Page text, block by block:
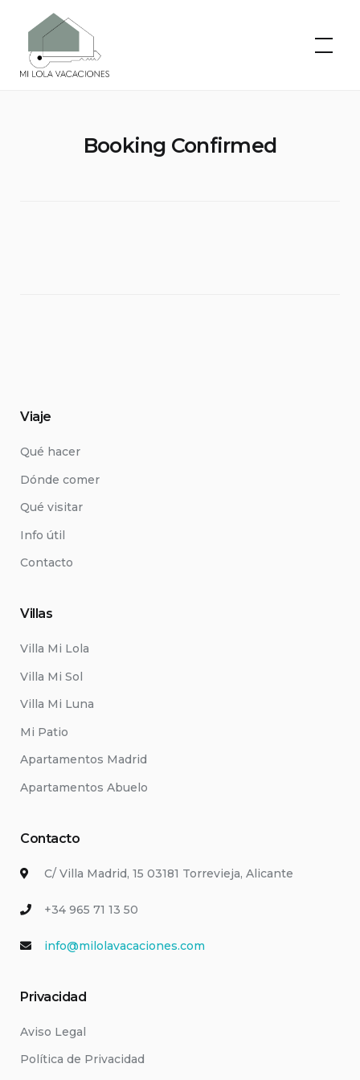
content
Mi Lola
Vacaciones
Booking Confirmed
Viaje
Qué hacer
Dónde comer
Qué visitar
Info útil
Contacto
Villas
Villa Mi Lola
Villa Mi Sol
Villa Mi Luna
Mi Patio
Apartamentos Madrid
Apartamentos Abuelo
Contacto
C/ Villa Madrid, 15 03181 Torrevieja, Alicante
+34 965 71 13 50
info@milolavacaciones.com
Privacidad
Aviso Legal
Política de Privacidad